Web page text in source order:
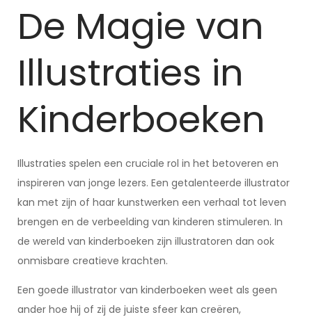
De Magie van
Illustraties in
Kinderboeken
Illustraties spelen een cruciale rol in het betoveren en
inspireren van jonge lezers. Een getalenteerde illustrator
kan met zijn of haar kunstwerken een verhaal tot leven
brengen en de verbeelding van kinderen stimuleren. In
de wereld van kinderboeken zijn illustratoren dan ook
onmisbare creatieve krachten.
Een goede illustrator van kinderboeken weet als geen
ander hoe hij of zij de juiste sfeer kan creëren,